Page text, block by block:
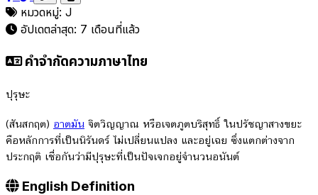
หมวดหมู่: J
อัปเดตล่าสุด: 7 เดือนที่แล้ว
คำจำกัดความภาษาไทย
ปุรุษะ
(สันสกฤต) อาตมัน จิตวิญญาณ หรือเจตภูตบริสุทธิ์ ในปรัชญาสางขยะ
คือหลักการที่เป็นนิรันดร์ ไม่เปลี่ยนแปลง และอยู่เฉย ซึ่งแตกต่างจาก
ประกฤติ เชื่อกันว่ามีปุรุษะที่เป็นปัจเจกอยู่จำนวนอนันต์
English Definition